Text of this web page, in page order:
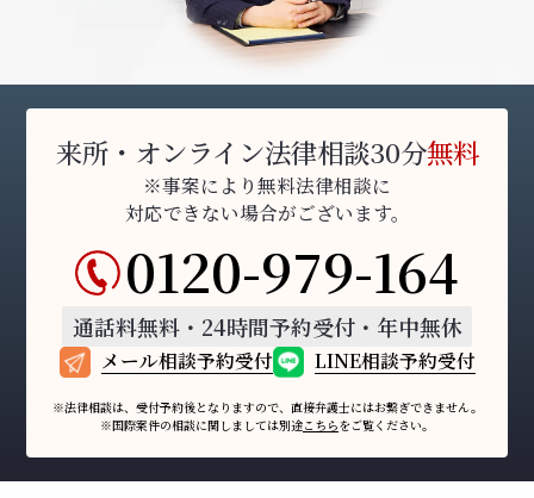
来所・オンライン法律相談30分無料
※事案により無料法律相談に
対応できない場合がございます。
0120-979-164
通話料無料・24時間予約受付・年中無休
メール相談予約受付 LINE相談予約受付
※法律相談は、受付予約後となりますので、 直接弁護士にはお繋ぎできません。
※国際案件の相談に関しましては別途こちらをご覧ください。